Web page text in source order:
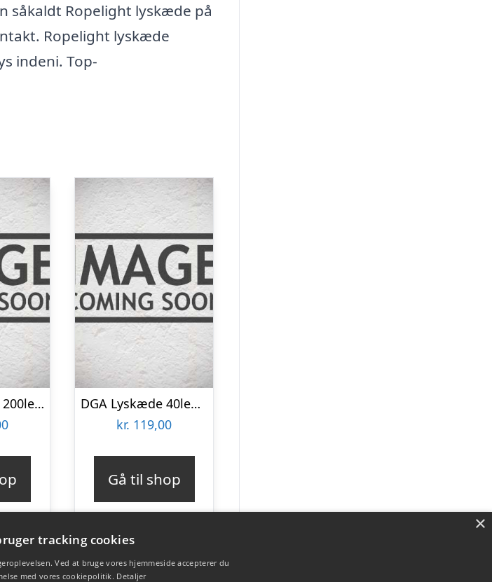
såkaldt Ropelight lyskæde på
Ropelight lyskæde
indeni. Top-
DGA Lyskæde 200led / 230 V – Sort 390cm
DGA Lyskæde 40led Sort 312cm –
kr. 119,00
Gå til shop
×
tracking cookies
Ved at bruge vores hjemmeside accepterer du
med vores cookiepolitik. Detaljer